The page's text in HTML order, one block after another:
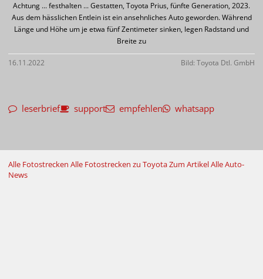
Achtung ... festhalten ... Gestatten, Toyota Prius, fünfte Generation, 2023.
Aus dem hässlichen Entlein ist ein ansehnliches Auto geworden. Während
Länge und Höhe um je etwa fünf Zentimeter sinken, legen Radstand und
Breite zu
16.11.2022 Bild: Toyota Dtl. GmbH
leserbrief support empfehlen whatsapp
Alle Fotostrecken Alle Fotostrecken zu ToyotaZum ArtikelAlle Auto-
News